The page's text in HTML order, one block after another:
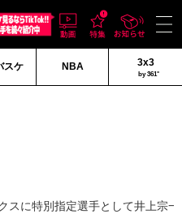
スケ NBA 3x3
by 361°
スに特別指定選手として井上宗